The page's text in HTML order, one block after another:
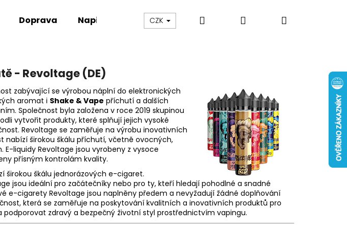
Doprava Napište nám Obch. podmínky Reklamace
CZK Hledat PřihlášeníNákupní
- Revoltage (DE)
zabývající se výrobou náplní do elektronických
aromat i Shake & Vape příchutí a dalších
Společnost byla založena v roce 2019 skupinou
vytvořit produkty, které splňují jejich vysoké
Revoltage se zaměřuje na výrobu inovativních
nabízí širokou škálu příchutí, včetně ovocných,
liquidy Revoltage jsou vyrobeny z vysoce
přísným kontrolám kvality.
širokou škálu jednorázových e-cigaret.
jsou ideální pro začátečníky nebo pro ty, kteří hledají pohodlné a snadné
e-cigarety Revoltage jsou naplněny předem a nevyžadují žádné doplňování
která se zaměřuje na poskytování kvalitních a inovativních produktů pro
podporovat zdravý a bezpečný životní styl prostřednictvím vapingu.
HLEDAT
Následující